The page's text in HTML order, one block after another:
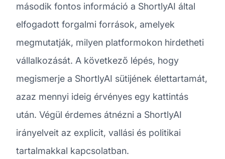
második fontos információ a ShortlyAI által
elfogadott forgalmi források, amelyek
megmutatják, milyen platformokon hirdetheti
vállalkozását. A következő lépés, hogy
megismerje a ShortlyAI sütijének élettartamát,
azaz mennyi ideig érvényes egy kattintás
után. Végül érdemes átnézni a ShortlyAI
irányelveit az explicit, vallási és politikai
tartalmakkal kapcsolatban.